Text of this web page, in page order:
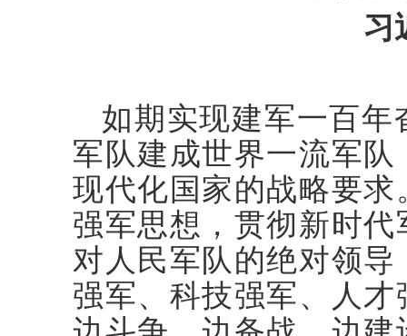
习
如期实现建军一百
军队建成世界一流军
现代化国家的战略要
强军思想，贯彻新时
对人民军队的绝对领
强军、科技强军、人